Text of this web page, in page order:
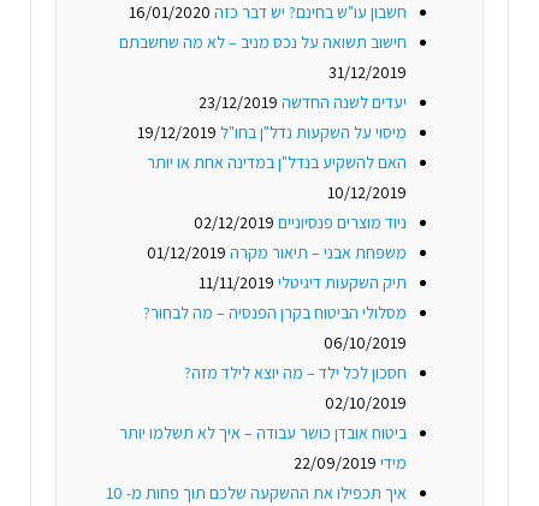
חשבון עו"ש בחינם? יש דבר כזה 16/01/2020
חישוב תשואה על נכס מניב – לא מה שחשבתם
31/12/2019
יעדים לשנה החדשה 23/12/2019
מיסוי על השקעות נדל"ן בחו"ל 19/12/2019
האם להשקיע בנדל"ן במדינה אחת או יותר
10/12/2019
ניוד מוצרים פנסיוניים 02/12/2019
משפחת אבני – תיאור מקרה 01/12/2019
תיק השקעות דיגיטלי 11/11/2019
מסלולי הביטוח בקרן הפנסיה – מה לבחור?
06/10/2019
חסכון לכל ילד – מה יוצא לילד מזה?
02/10/2019
ביטוח אובדן כושר עבודה – איך לא תשלמו יותר
מידי 22/09/2019
איך תכפילו את ההשקעה שלכם תוך פחות מ- 10